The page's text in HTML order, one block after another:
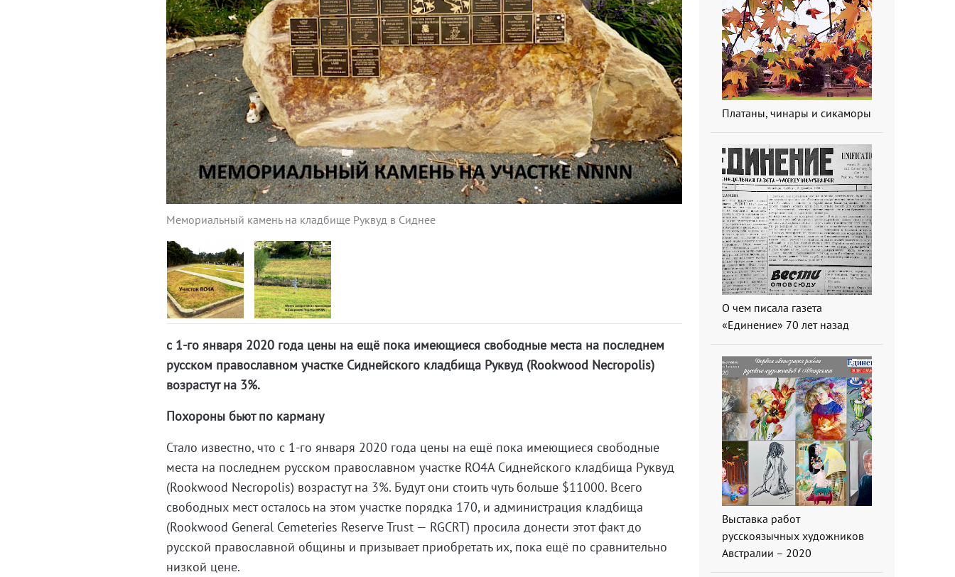
Мемориальный камень на кладбище Руквуд в Сиднее
с 1-го января 2020 года цены на ещё пока имеющиеся свободные места на последнем
русском православном участке Сиднейского кладбища Руквуд (Rookwood Necropolis)
возрастут на 3%.
Похороны бьют по карману
Стало известно, что с 1-го января 2020 года цены на ещё пока имеющиеся свободные
места на последнем русском православном участке RO4A Сиднейского кладбища Руквуд
(Rookwood Necropolis) возрастут на 3%. Будут они стоить чуть больше $11000. Всего
свободных мест осталось на этом участке порядка 170, и администрация кладбища
(Rookwood General Cemeteries Reserve Trust — RGCRT) просила донести этот факт до
русской православной общины и призывает приобретать их, пока ещё по сравнительно
низкой цене.
Платаны, чинары и сикаморы
О чем писала газета
«Единение» 70 лет назад
Выставка работ
русскоязычных художников
Австралии – 2020